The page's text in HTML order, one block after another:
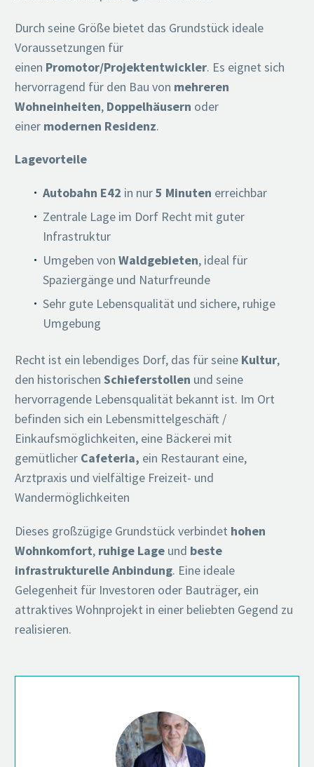
Durch seine Größe bietet das Grundstück ideale
Voraussetzungen für
einen Promotor/Projektentwickler. Es eignet sich
hervorragend für den Bau von mehreren
Wohneinheiten, Doppelhäusern oder
einer modernen Residenz.
Lagevorteile
Autobahn E42 in nur5 Minuten erreichbar
Zentrale Lage im Dorf Recht mit guter
Infrastruktur
Umgeben von Waldgebieten, ideal für
Spaziergänge und Naturfreunde
Sehr gute Lebensqualität und sichere, ruhige
Umgebung
Recht ist ein lebendiges Dorf, das für seine Kultur,
den historischen Schieferstollen und seine
hervorragende Lebensqualität bekannt ist. Im Ort
befinden sich ein Lebensmittelgeschäft /
Einkaufsmöglichkeiten, eine Bäckerei mit
gemütlicher Cafeteria, ein Restaurant eine,
Arztpraxis und vielfältige Freizeit- und
Wandermöglichkeiten
Dieses großzügige Grundstück verbindet hohen
Wohnkomfort, ruhige Lage und beste
infrastrukturelle Anbindung. Eine ideale
Gelegenheit für Investoren oder Bauträger, ein
attraktives Wohnprojekt in einer beliebten Gegend zu
realisieren.